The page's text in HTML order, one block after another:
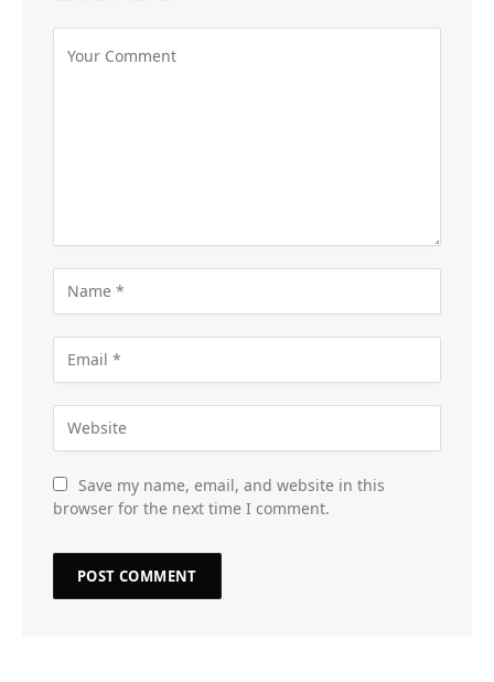
Save my name, email, and website in this
browser for the next time I comment.